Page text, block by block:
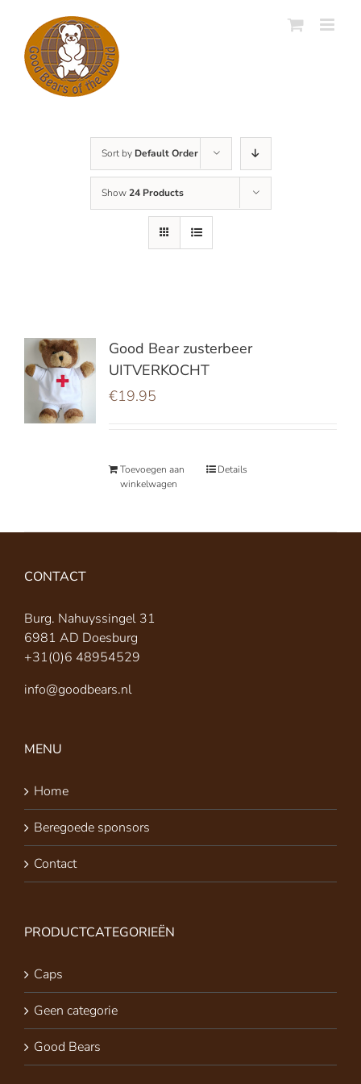
content
Sort by Default Order
Show24 Products
Good Bear zusterbeer
UITVERKOCHT
€19.95
Toevoegen aan
winkelwagen
Details
CONTACT
Burg. Nahuyssingel 31
6981 AD Doesburg
+31(0)6 48954529
info@goodbears.nl
MENU
Home
Beregoede sponsors
Contact
PRODUCTCATEGORIEËN
Caps
Geen categorie
Good Bears